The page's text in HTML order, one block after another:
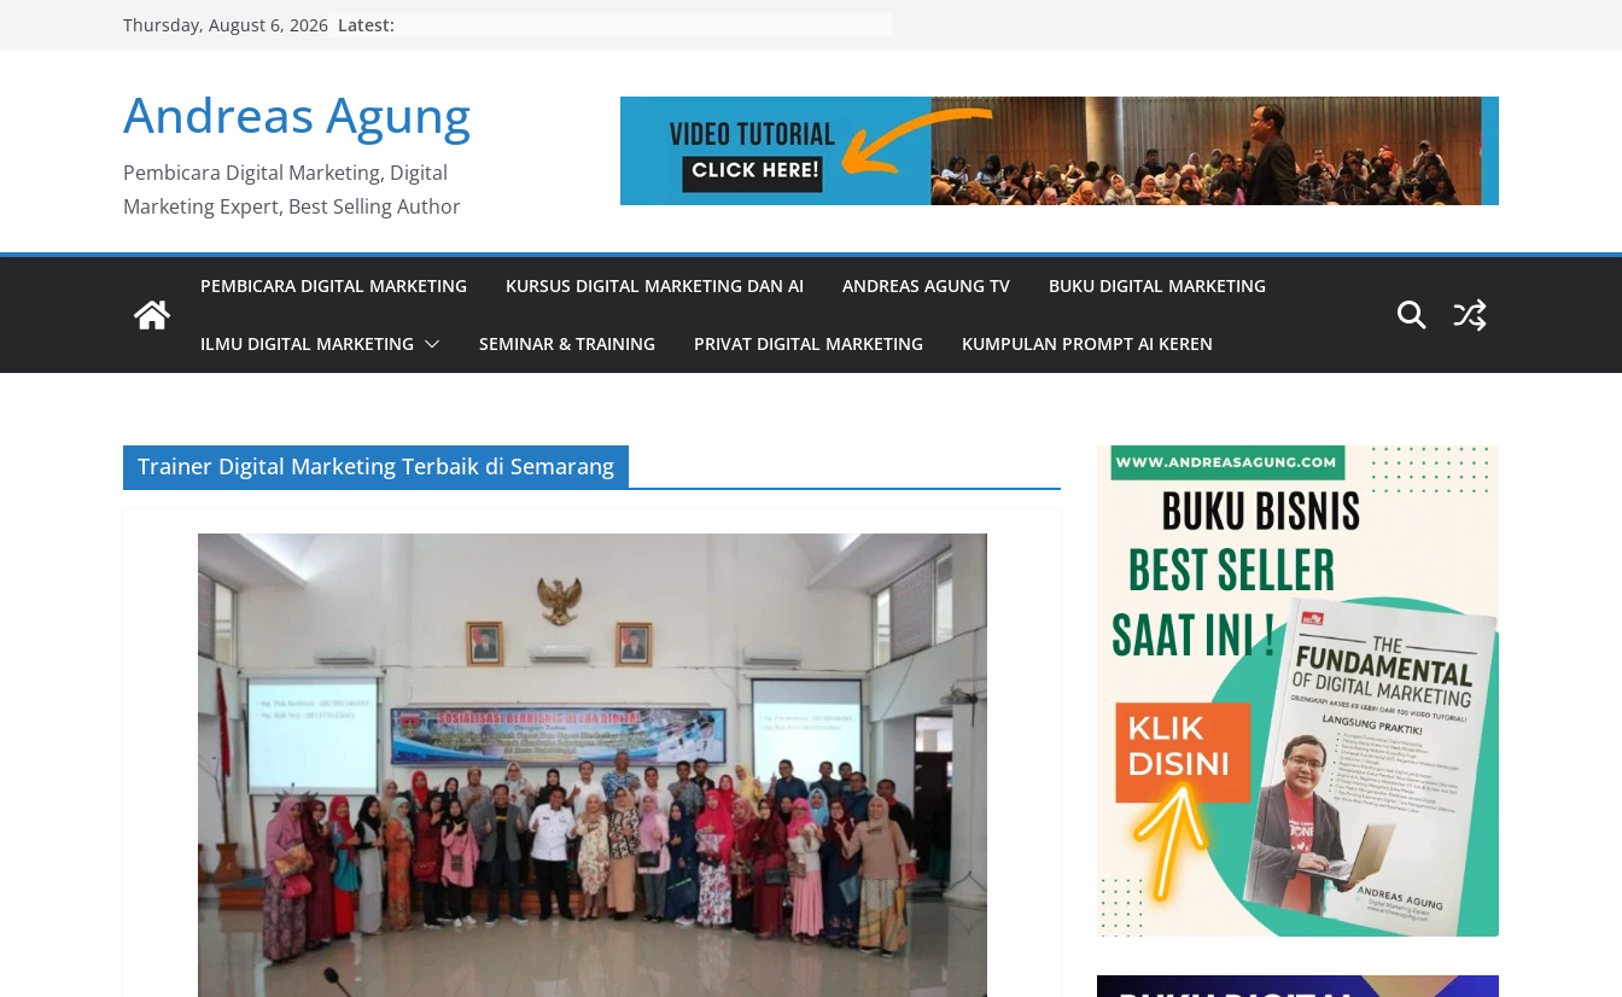
Thursday, August 6, 2026 Latest:
Andreas Agung
Pembicara Digital Marketing, Digital
Marketing Expert, Best Selling Author
PEMBICARA DIGITAL MARKETING KURSUS DIGITAL MARKETING DAN AI ANDREAS AGUNG TV BUKU DIGITAL MARKETING
ILMU DIGITAL MARKETING SEMINAR & TRAINING PRIVAT DIGITAL MARKETING KUMPULAN PROMPT AI KEREN
Trainer Digital Marketing Terbaik di Semarang